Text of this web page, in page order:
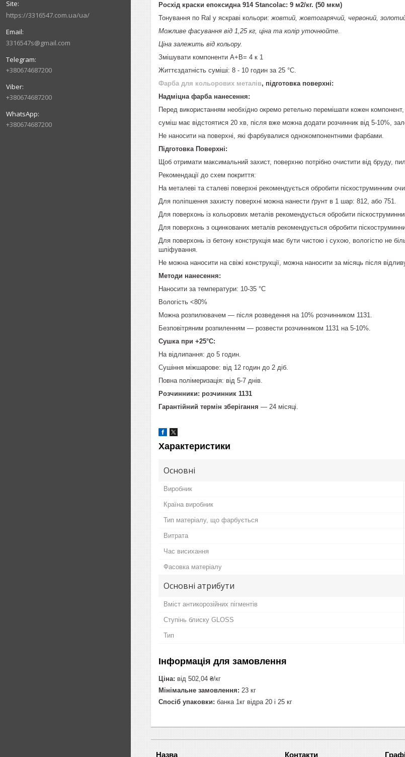
https://3316547.com.ua/ua/
3316547s@gmail.com
+380674687200
+380674687200
+380674687200
Росхід краски епоксидна 914 Stancolac: 9 м2/кг. (50 мкм)
Тонування по Ral у яскраві кольори: жовтий, жовтогарячий, червоний,
Можливе фасування від 1,25 кг, ціна та колір уточнюйте.
Ціна залежить від кольору.
Змішувати компоненти А+В= 4 к 1
Життєздатність суміші: 8 - 10 годин за 25 °C.
Фарба для кольорових металів, підготовка поверхні:
Надміцна фарба нанесення:
Перед використанням необхідно окремо ретельно перемішати кожен
суміш має відстоятися 20 хв, після вже можна додати розчинник від 5-10%,
Не наносити на поверхні, які фарбувалися однокомпонентними фарбами.
Підготовка Поверхні:
Щоб отримати максимальний захист, поверхню потрібно очистити від бруду,
Рекомендації до схем покриття:
На металеві та сталеві поверхні рекомендується обробити піскоструминним
Для поліпшення захисту поверхні можна нанести ґрунт в 1 шар: 812, або 751.
Для поверхонь із кольорових металів рекомендується обробити
Для поверхонь з оцинкованих металів рекомендується обробити
Для поверхонь із бетону конструкція має бути чистою і сухою, вологістю не
шліфування.
Не можна наносити на свіжі конструкції, можна наносити за місяць після
Методи нанесення:
Наносити за температури: 10-35 °C
Вологість <80%
Можна розпилювачем — після розведення на 10% розчинником 1131.
Безповітряним розпиленням — розвести розчинником 1131 на 5-10%.
Сушка при +25°C:
На відлипання: до 5 годин.
Сушіння міжшарове: від 12 годин до 2 діб.
Повна полімеризація: від 5-7 днів.
Розчинники: розчинник 1131
Гарантійний термін зберігання — 24 місяці.
Характеристики
Основні
Виробник
Країна виробник
Тип матеріалу, що фарбується
Витрата
Час висихання
Фасовка матеріалу
Основні атрибути
Вміст антикорозійних пігментів
Ступінь блиску GLOSS
Тип
Інформація для замовлення
Ціна: від 502,04 ₴/кг
Мінімальне замовлення: 23 кг
Спосіб упаковки: банка 1кг відра 20 і 25 кг